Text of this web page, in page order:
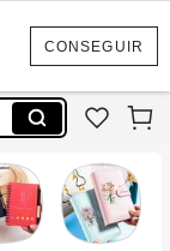
CONSEGUIR